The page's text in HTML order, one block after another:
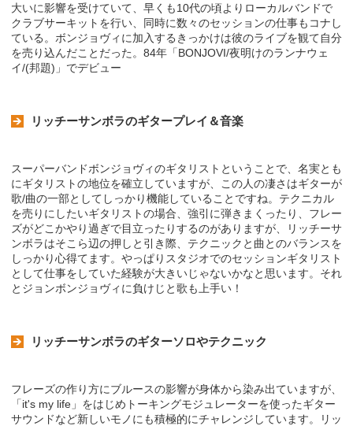
大いに影響を受けていて、早くも10代の頃よりローカルバンドで
クラブサーキットを行い、同時に数々のセッションの仕事もコナし
ている。ボンジョヴィに加入するきっかけは彼のライブを観て自分
を売り込んだことだった。84年「BONJOVI/夜明けのランナウェ
イ/(邦題)」でデビュー
リッチーサンボラのギタープレイ＆音楽
スーパーバンドボンジョヴィのギタリストということで、名実とも
にギタリストの地位を確立していますが、この人の凄さはギターが
歌/曲の一部としてしっかり機能していることですね。テクニカル
を売りにしたいギタリストの場合、強引に弾きまくったり、フレー
ズがどこかやり過ぎで目立ったりするのがありますが、リッチーサ
ンボラはそこら辺の押しと引き際、テクニックと曲とのバランスを
しっかり心得てます。やっぱりスタジオでのセッションギタリスト
として仕事をしていた経験が大きいじゃないかなと思います。それ
とジョンボンジョヴィに負けじと歌も上手い！
リッチーサンボラのギターソロやテクニック
フレーズの作り方にブルースの影響が身体から染み出ていますが、
「it's my life」をはじめトーキングモジュレーターを使ったギター
サウンドなど新しいモノにも積極的にチャレンジしています。リッ